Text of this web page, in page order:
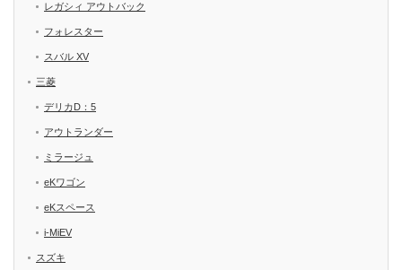
レガシィ アウトバック
フォレスター
スバル XV
三菱
デリカD：5
アウトランダー
ミラージュ
eKワゴン
eKスペース
i-MiEV
スズキ